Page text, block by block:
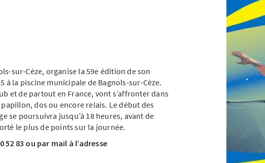
sur-Cèze, organise la 59e édition de son
à la piscine municipale de Bagnols-sur-Cèze.
et de partout en France, vont s’affronter dans
dos ou encore relais. Le début des
se poursuivra jusqu’à 18 heures, avant de
le plus de points sur la journée.
52 83 ou par mail à l’adresse